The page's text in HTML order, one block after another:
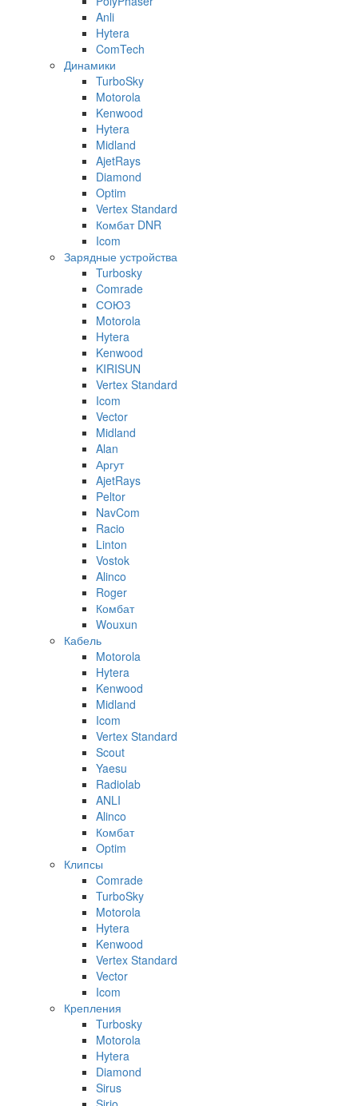
Anli
Hytera
ComTech
Динамики
TurboSky
Motorola
Kenwood
Hytera
Midland
AjetRays
Diamond
Optim
Vertex Standard
Комбат DNR
Icom
Зарядные устройства
Turbosky
Comrade
СОЮЗ
Motorola
Hytera
Kenwood
KIRISUN
Vertex Standard
Icom
Vector
Midland
Alan
Аргут
AjetRays
Peltor
NavCom
Racio
Linton
Vostok
Alinco
Roger
Комбат
Wouxun
Кабель
Motorola
Hytera
Kenwood
Midland
Icom
Vertex Standard
Scout
Yaesu
Radiolab
ANLI
Alinco
Комбат
Optim
Клипсы
Comrade
TurboSky
Motorola
Hytera
Kenwood
Vertex Standard
Vector
Icom
Крепления
Turbosky
Motorola
Hytera
Diamond
Sirus